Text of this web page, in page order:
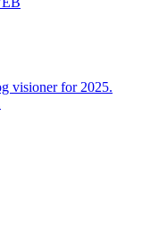
visioner for 2025.